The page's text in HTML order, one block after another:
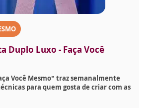
Duplo Luxo - Faça Você
Você Mesmo” traz semanalmente
para quem gosta de criar com as